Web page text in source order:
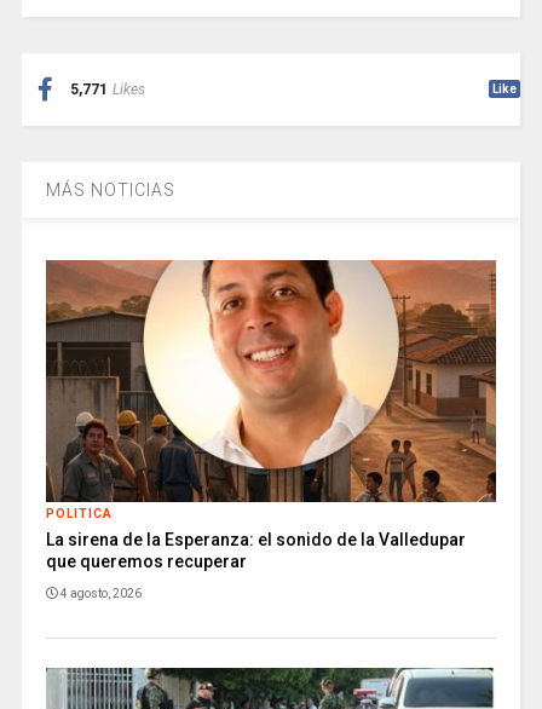
5,771 Likes Like
MÁS NOTICIAS
POLITICA
La sirena de la Esperanza: el sonido de la Valledupar
que queremos recuperar
4 agosto, 2026